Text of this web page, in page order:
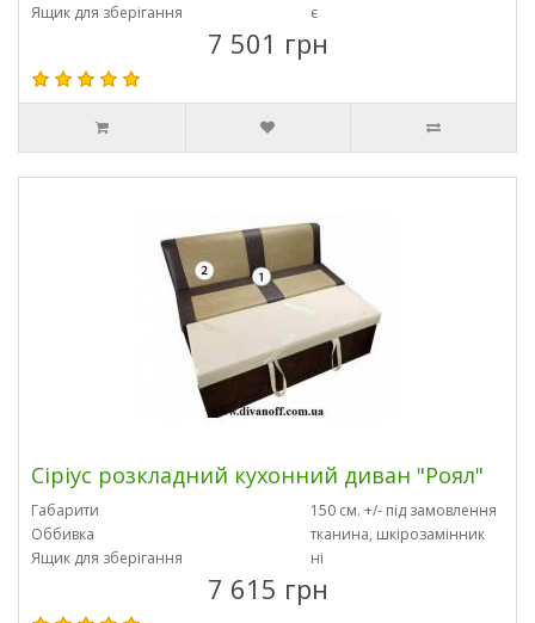
Ящик для зберігання
є
7 501 грн
Сіріус розкладний кухонний диван "Роял"
Габарити
150 см. +/- під замовлення
Оббивка
тканина, шкірозамінник
Ящик для зберігання
ні
7 615 грн